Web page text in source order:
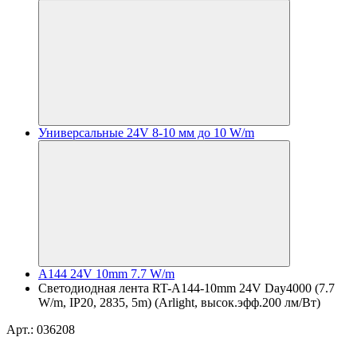
Универсальные 24V 8-10 мм до 10 W/m
A144 24V 10mm 7.7 W/m
Светодиодная лента RT-A144-10mm 24V Day4000 (7.7
W/m, IP20, 2835, 5m) (Arlight, высок.эфф.200 лм/Вт)
Арт.: 036208